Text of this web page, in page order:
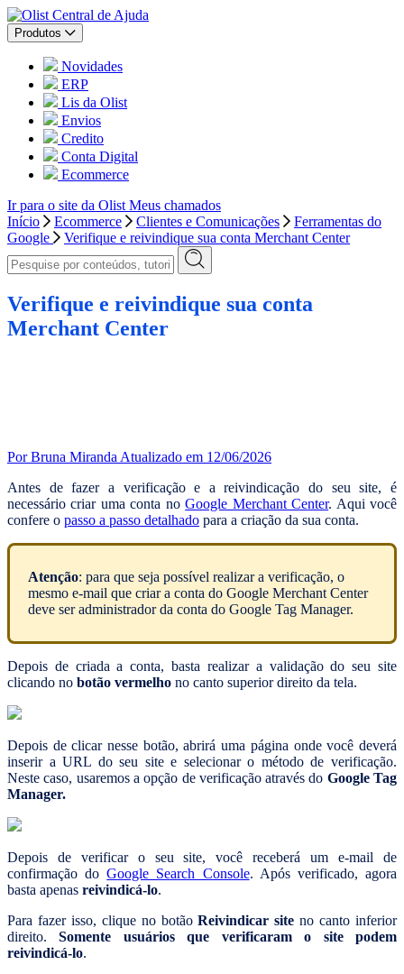
Central de Ajuda
Produtos
Novidades
ERP
Lis da Olist
Envios
Credito
Conta Digital
Ecommerce
Ir para o site da Olist Meus chamados
Início
Ecommerce Clientes e Comunicações
Ferramentas do
Google
Verifique e reivindique sua conta Merchant Center
Verifique e reivindique sua conta
Merchant Center
Por Bruna Miranda Atualizado em 12/06/2026
Antes de fazer a verificação e a reivindicação do seu site, é
necessário criar uma conta noGoogle Merchant Center. Aqui você
confere o passo a passo detalhado para a criação da sua conta.
Atenção: para que seja possível realizar a verificação, o
mesmo e-mail que criar a conta do Google Merchant Center
deve ser administrador da conta do Google Tag Manager.
Depois de criada a conta, basta realizar a validação do seu site
clicando no botão vermelho no canto superior direito da tela.
Depois de clicar nesse botão, abrirá uma página onde você deverá
inserir a URL do seu site e selecionar o método de verificação.
Neste caso, usaremos a opção de verificação através do Google Tag
Manager.
Depois de verificar o seu site, você receberá um e-mail de
confirmação doGoogle Search Console. Após verificado, agora
basta apenas reivindicá-lo.
Para fazer isso, clique no botãoReivindicar site no canto inferior
direito.Somente usuários que verificaram o site podem
reivindicá-lo.